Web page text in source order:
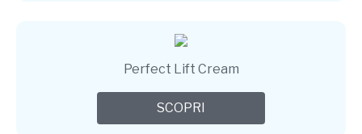
Perfect Lift Cream
SCOPRI